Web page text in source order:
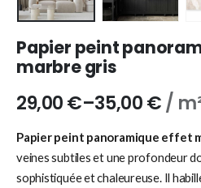
Papier peint
marbre gris
29,00€–35,00€/
Papier peint panoramique effet
veines subtiles et une profondeur
sophistiquée et chaleureuse. Il